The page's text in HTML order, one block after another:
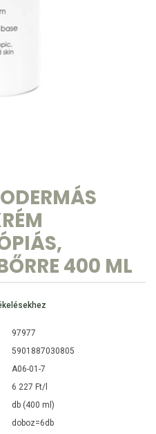
400 ML
97977
5901887030805
A06-01-7
6 227 Ft/l
db (400 ml)
doboz=6db